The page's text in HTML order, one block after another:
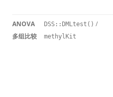
ANOVA
多组比较
DSS::DMLtest() /
methylKit